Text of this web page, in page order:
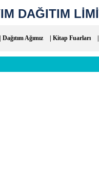
DAĞITIM
| Dağıtım Ağımız | Kitap Fuarları